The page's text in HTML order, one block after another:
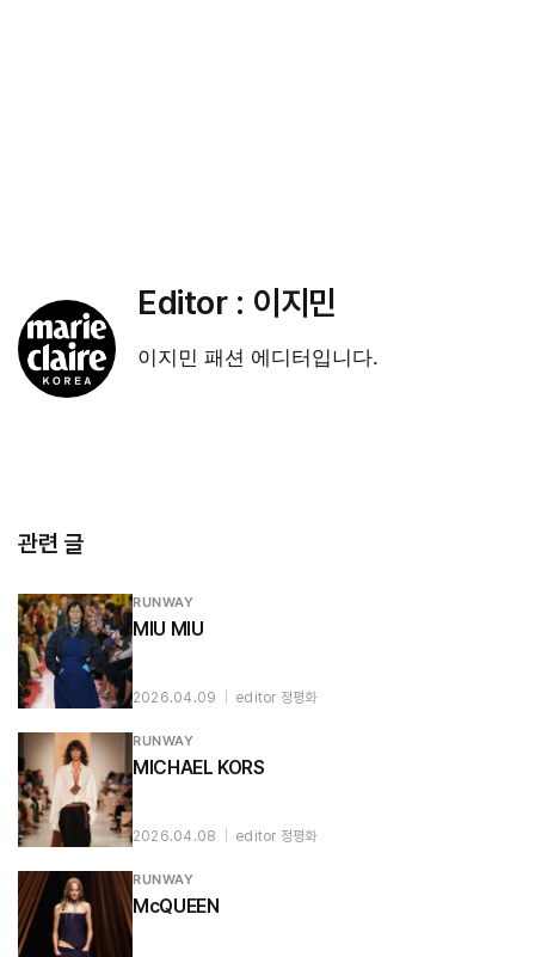
Editor : 이지민
이지민 패션 에디터입니다.
관련 글
RUNWAY
MIU MIU
2026.04.09 editor 정평화
RUNWAY
MICHAEL KORS
2026.04.08 editor 정평화
RUNWAY
McQUEEN